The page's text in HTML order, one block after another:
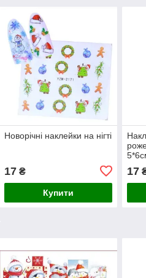
Новорічні наклейки на нігті
17₴
Купити
17